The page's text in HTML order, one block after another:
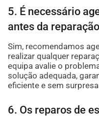
5. É necessário
antes da
Sim, recomendamos
realizar qualquer
equipa avalie o
solução adequada,
eficiente e sem
6. Os reparos de